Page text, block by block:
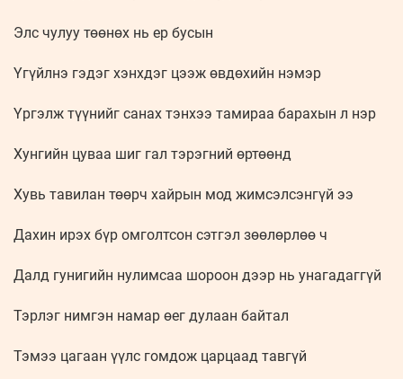
Элс чулуу төөнөх нь ер бусын
Үгүйлнэ гэдэг хэнхдэг цээж өвдөхийн нэмэр
Үргэлж түүнийг санах тэнхээ тамираа барахын л нэр
Хунгийн цуваа шиг гал тэрэгний өртөөнд
Хувь тавилан төөрч хайрын мод жимсэлсэнгүй ээ
Дахин ирэх бүр омголтсон сэтгэл зөөлөрлөө ч
Далд гунигийн нулимсаа шороон дээр нь унагадаггүй
Тэрлэг нимгэн намар өег дулаан байтал
Тэмээ цагаан үүлс гомдож царцаад тавгүй